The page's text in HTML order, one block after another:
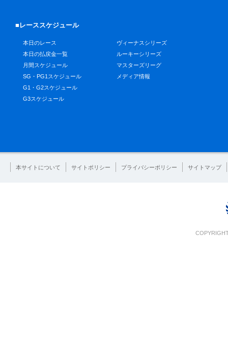
■レーススケジュール
本日のレース
本日の払戻金一覧
月間スケジュール
SG・PG1スケジュール
G1・G2スケジュール
G3スケジュール
ヴィーナスシリーズ
ルーキーシリーズ
マスターズリーグ
メディア情報
本サイトについて サイトポリシー プライバシーポリシー サイトマップ